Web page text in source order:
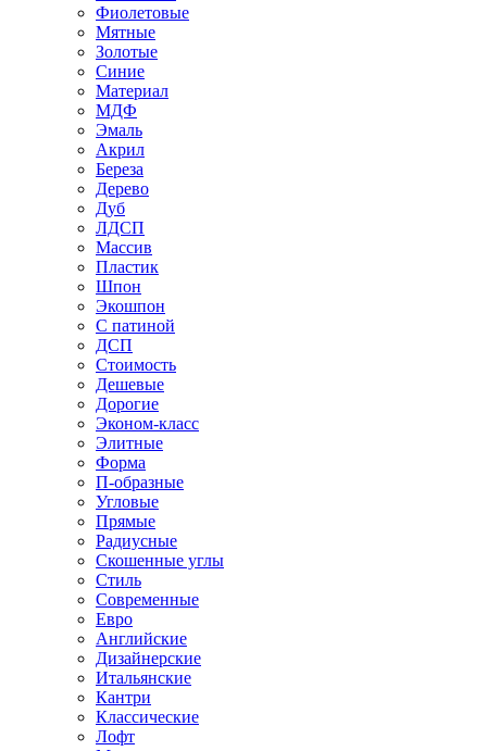
Фиолетовые
Мятные
Золотые
Синие
Материал
МДФ
Эмаль
Акрил
Береза
Дерево
Дуб
ЛДСП
Массив
Пластик
Шпон
Экошпон
С патиной
ДСП
Стоимость
Дешевые
Дорогие
Эконом-класс
Элитные
Форма
П-образные
Угловые
Прямые
Радиусные
Скошенные углы
Стиль
Современные
Евро
Английские
Дизайнерские
Итальянские
Кантри
Классические
Лофт